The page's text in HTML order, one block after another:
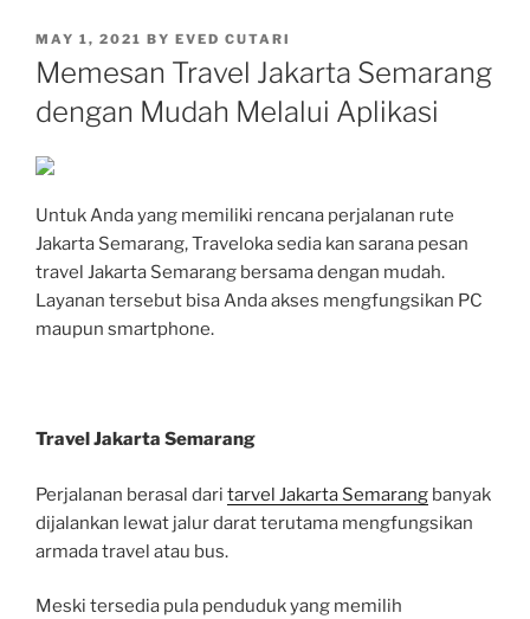
POSTED
ON
MAY 1, 2021 BY EVED CUTARI
Memesan Travel Jakarta Semarang
dengan Mudah Melalui Aplikasi
Untuk Anda yang memiliki rencana perjalanan rute
Jakarta Semarang, Traveloka sedia kan sarana pesan
travel Jakarta Semarang bersama dengan mudah.
Layanan tersebut bisa Anda akses mengfungsikan PC
maupun smartphone.
Travel Jakarta Semarang
Perjalanan berasal dari tarvel Jakarta Semarang banyak
dijalankan lewat jalur darat terutama mengfungsikan
armada travel atau bus.
Meski tersedia pula penduduk yang memilih